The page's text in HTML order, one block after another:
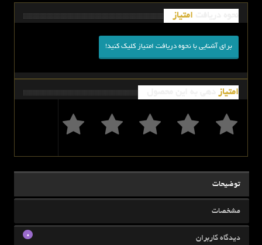
امتیاز
برای آشنایی با نحوه دریافت امتیاز کلیک کنید!
امتیاز
توضیحات
مشخصات
0 دیدگاه کاربران